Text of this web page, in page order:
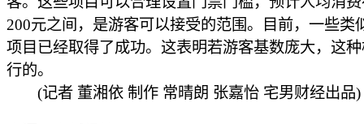
200元之间，是游客可以接受的范围。目前，一些类
项目已经取得了成功。这表明若游客基数庞大，这
行的。
(记者 董湘依 制作 常晴朗 张嘉怡 宅男财经出品)